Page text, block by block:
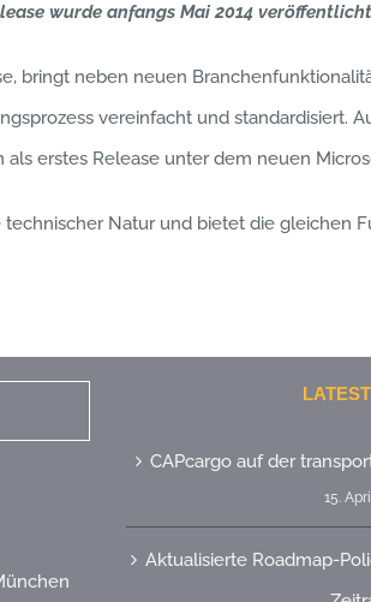
wurde anfangs Mai 2014
bringt neben neuen
vereinfacht und standardisiert.
erstes Release unter dem neuen
technischer Natur und bietet die gleichen
CAPcargo auf der
15.
Aktualisierte Roadmap-